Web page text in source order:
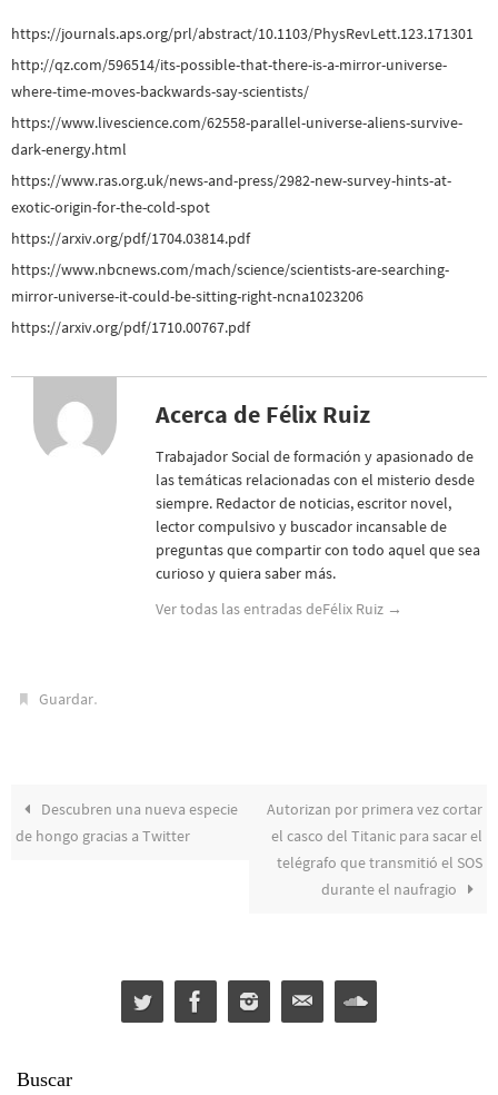
https://journals.aps.org/prl/abstract/10.1103/PhysRevLett.123.171301
http://qz.com/596514/its-possible-that-there-is-a-mirror-universe-
where-time-moves-backwards-say-scientists/
https://www.livescience.com/62558-parallel-universe-aliens-survive-
dark-energy.html
https://www.ras.org.uk/news-and-press/2982-new-survey-hints-at-
exotic-origin-for-the-cold-spot
https://arxiv.org/pdf/1704.03814.pdf
https://www.nbcnews.com/mach/science/scientists-are-searching-
mirror-universe-it-could-be-sitting-right-ncna1023206
https://arxiv.org/pdf/1710.00767.pdf
Acerca de Félix Ruiz
Trabajador Social de formación y apasionado de
las temáticas relacionadas con el misterio desde
siempre. Redactor de noticias, escritor novel,
lector compulsivo y buscador incansable de
preguntas que compartir con todo aquel que sea
curioso y quiera saber más.
Ver todas las entradas deFélix Ruiz →
Guardar.
Descubren una nueva especie
de hongo gracias a Twitter
Autorizan por primera vez cortar
el casco del Titanic para sacar el
telégrafo que transmitió el SOS
durante el naufragio
Buscar